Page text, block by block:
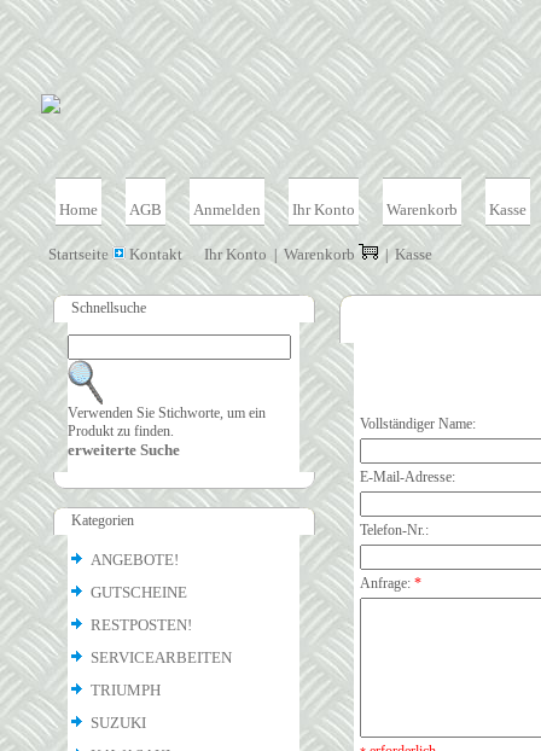
Home AGB Anmelden Ihr Konto Warenkorb Kasse
Startseite Kontakt Ihr Konto Warenkorb |Kasse
Schnellsuche
Verwenden Sie Stichworte, um ein
Produkt zu finden.
erweiterte Suche
Kategorien
ANGEBOTE!
GUTSCHEINE
RESTPOSTEN!
SERVICEARBEITEN
TRIUMPH
SUZUKI
Vollständiger Name:
E-Mail-Adresse:
Telefon-Nr.:
Anfrage: *